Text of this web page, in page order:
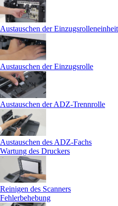
Austauschen der
Austauschen der Einzugsrolle
Austauschen der ADZ-Trennrolle
Austauschen des ADZ-Fachs
Wartung des Druckers
Reinigen des Scanners
Fehlerbehebung